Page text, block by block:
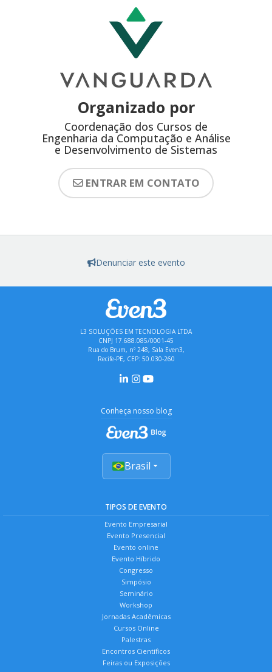
Organizado por
Coordenação dos Cursos de
Engenharia da Computação e Análise
e Desenvolvimento de Sistemas
ENTRAR EM CONTATO
Denunciar este evento
L3 SOLUÇÕES EM TECNOLOGIA LTDA
CNPJ 17.688.085/0001-45
Rua do Brum, nº 248, Sala Even3,
Recife-PE, CEP: 50.030-260
Conheça nosso blog
Brasil
TIPOS DE EVENTO
Evento Empresarial
Evento Presencial
Evento online
Evento Híbrido
Congresso
Simpósio
Seminário
Workshop
Jornadas Acadêmicas
Cursos Online
Palestras
Encontros Científicos
Feiras ou Exposições